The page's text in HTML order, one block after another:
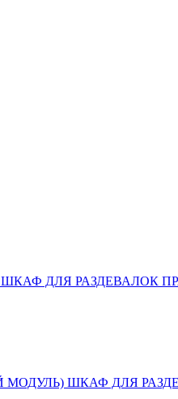
ШКАФ ДЛЯ РАЗДЕВАЛОК
ШКАФ ДЛЯ